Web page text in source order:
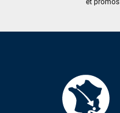
et promos